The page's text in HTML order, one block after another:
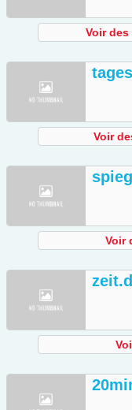
Voir
Voir
Voir